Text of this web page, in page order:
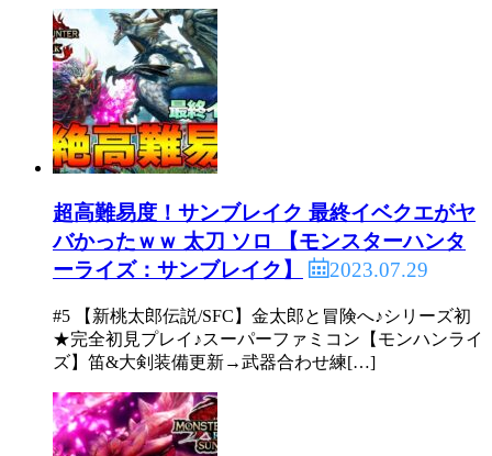
超高難易度！サンブレイク 最終イベクエがヤ
バかったｗｗ 太刀 ソロ 【モンスターハンタ
ーライズ：サンブレイク】
2023.07.29
#5 【新桃太郎伝説/SFC】金太郎と冒険へ♪シリーズ初
★完全初見プレイ♪スーパーファミコン【モンハンライ
ズ】笛&大剣装備更新→武器合わせ練[…]